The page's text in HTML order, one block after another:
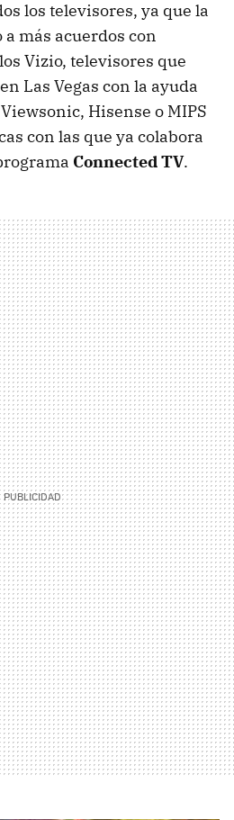
los televisores, ya que la
más acuerdos con
Vizio, televisores que
Las Vegas con la ayuda
Hisense o MIPS
con las que ya colabora
Connected TV.